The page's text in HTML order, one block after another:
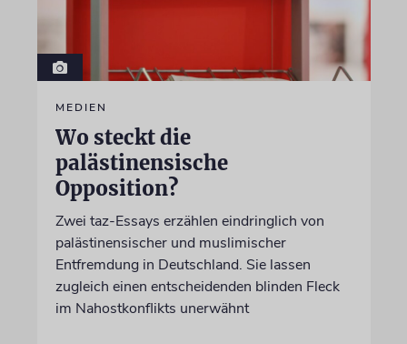
MEDIEN
Wo steckt die
palästinensische
Opposition?
Zwei taz-Essays erzählen eindringlich von
palästinensischer und muslimischer
Entfremdung in Deutschland. Sie lassen
zugleich einen entscheidenden blinden Fleck
im Nahostkonflikts unerwähnt